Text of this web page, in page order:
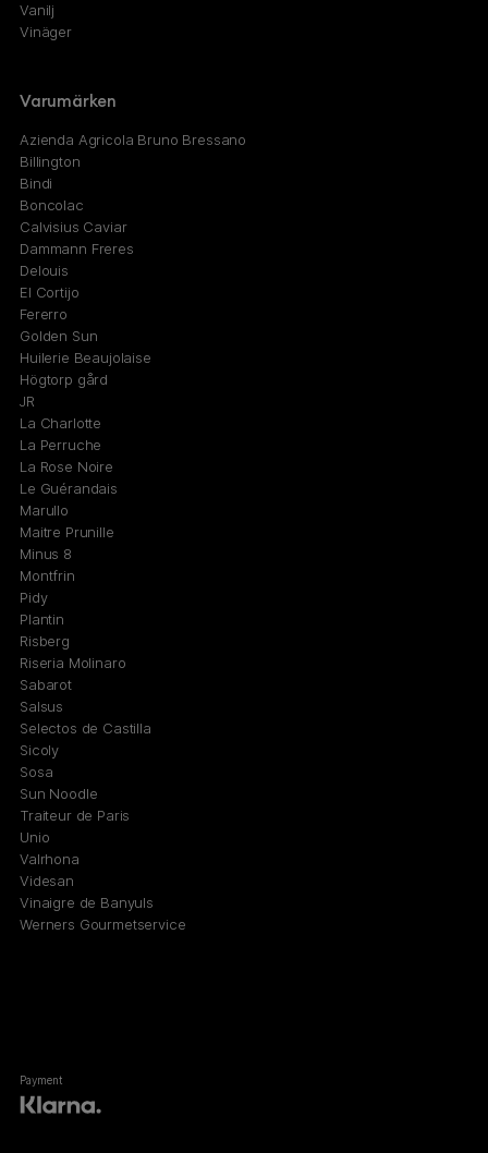
Vanilj
Vinäger
Varumärken
Azienda Agricola Bruno Bressano
Billington
Bindi
Boncolac
Calvisius Caviar
Dammann Freres
Delouis
El Cortijo
Fererro
Golden Sun
Huilerie Beaujolaise
Högtorp gård
JR
La Charlotte
La Perruche
La Rose Noire
Le Guérandais
Marullo
Maitre Prunille
Minus 8
Montfrin
Pidy
Plantin
Risberg
Riseria Molinaro
Sabarot
Salsus
Selectos de Castilla
Sicoly
Sosa
Sun Noodle
Traiteur de Paris
Unio
Valrhona
Videsan
Vinaigre de Banyuls
Werners Gourmetservice
Payment